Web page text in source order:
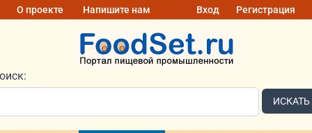
О проекте Напишите нам Вход Регистрация
ИСКАТЬ